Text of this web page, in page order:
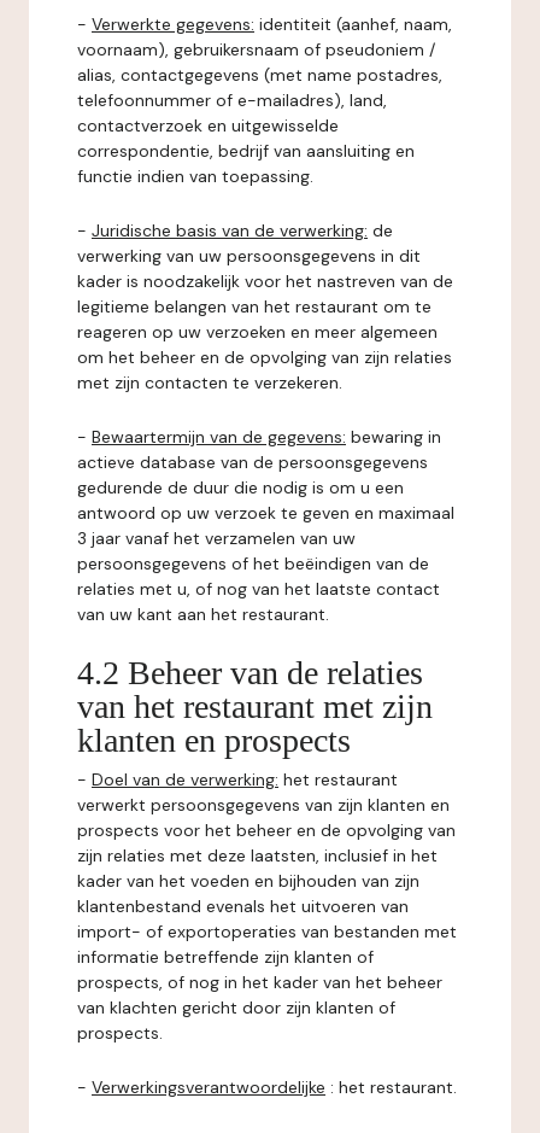
- Verwerkte gegevens: identiteit (aanhef, naam,
voornaam), gebruikersnaam of pseudoniem /
alias, contactgegevens (met name postadres,
telefoonnummer of e-mailadres), land,
contactverzoek en uitgewisselde
correspondentie, bedrijf van aansluiting en
functie indien van toepassing.
- Juridische basis van de verwerking: de
verwerking van uw persoonsgegevens in dit
kader is noodzakelijk voor het nastreven van de
legitieme belangen van het restaurant om te
reageren op uw verzoeken en meer algemeen
om het beheer en de opvolging van zijn relaties
met zijn contacten te verzekeren.
- Bewaartermijn van de gegevens: bewaring in
actieve database van de persoonsgegevens
gedurende de duur die nodig is om u een
antwoord op uw verzoek te geven en maximaal
3 jaar vanaf het verzamelen van uw
persoonsgegevens of het beëindigen van de
relaties met u, of nog van het laatste contact
van uw kant aan het restaurant.
4.2 Beheer van de relaties
van het restaurant met zijn
klanten en prospects
- Doel van de verwerking: het restaurant
verwerkt persoonsgegevens van zijn klanten en
prospects voor het beheer en de opvolging van
zijn relaties met deze laatsten, inclusief in het
kader van het voeden en bijhouden van zijn
klantenbestand evenals het uitvoeren van
import- of exportoperaties van bestanden met
informatie betreffende zijn klanten of
prospects, of nog in het kader van het beheer
van klachten gericht door zijn klanten of
prospects.
- Verwerkingsverantwoordelijke : het restaurant.